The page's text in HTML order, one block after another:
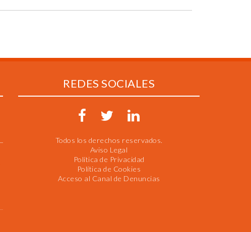
REDES SOCIALES
Todos los derechos reservados.
Aviso Legal
Política de Privacidad
Política de Cookies
Acceso al Canal de Denuncias